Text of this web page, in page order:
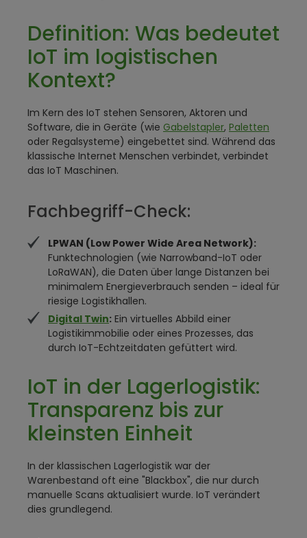
Definition: Was bedeutet
IoT im logistischen
Kontext?
Im Kern des IoT stehen Sensoren, Aktoren und
Software, die in Geräte (wie Gabelstapler, Paletten
oder Regalsysteme) eingebettet sind. Während das
klassische Internet Menschen verbindet, verbindet
das IoT Maschinen.
Fachbegriff-Check:
LPWAN (Low Power Wide Area Network):
Funktechnologien (wie Narrowband-IoT oder
LoRaWAN), die Daten über lange Distanzen bei
minimalem Energieverbrauch senden – ideal für
riesige Logistikhallen.
Digital Twin: Ein virtuelles Abbild einer
Logistikimmobilie oder eines Prozesses, das
durch IoT-Echtzeitdaten gefüttert wird.
IoT in der Lagerlogistik:
Transparenz bis zur
kleinsten Einheit
In der klassischen Lagerlogistik war der
Warenbestand oft eine "Blackbox", die nur durch
manuelle Scans aktualisiert wurde. IoT verändert
dies grundlegend.